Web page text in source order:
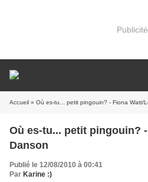
Publicité
Accueil » Où es-tu... petit pingouin? - Fiona Watt/
Où es-tu... petit pingouin?
Danson
Publié le 12/08/2010 à 00:41
Par Karine :)